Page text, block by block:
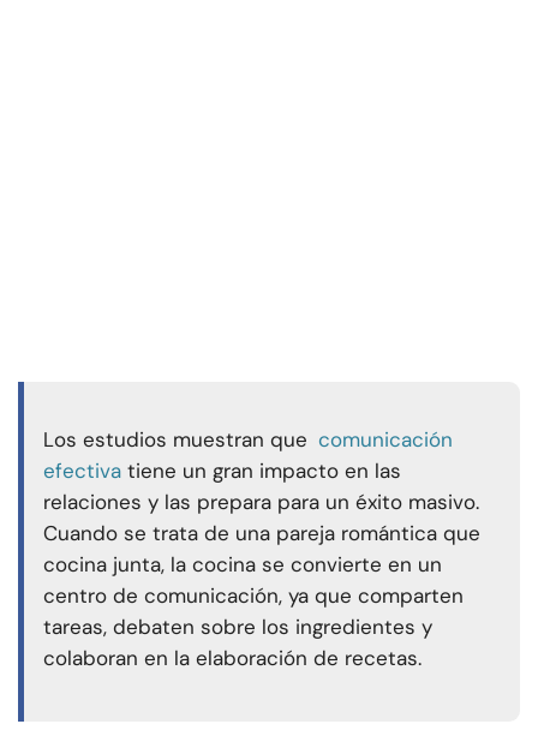
Los estudios muestran que comunicación
efectiva tiene un gran impacto en las
relaciones y las prepara para un éxito masivo.
Cuando se trata de una pareja romántica que
cocina junta, la cocina se convierte en un
centro de comunicación, ya que comparten
tareas, debaten sobre los ingredientes y
colaboran en la elaboración de recetas.